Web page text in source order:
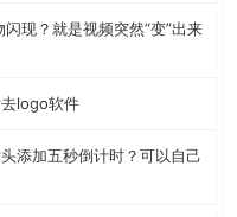
现？就是视频突然“变”出来
logo软件
添加五秒倒计时？可以自己